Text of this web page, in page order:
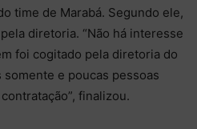
time de Marabá. Segundo ele,
diretoria. “Não há interesse
foi cogitado pela diretoria do
e poucas pessoas
finalizou.